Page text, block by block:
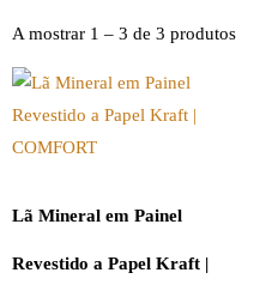
A mostrar 1 – 3 de 3 produtos
Lã Mineral em Painel
Revestido a Papel Kraft |